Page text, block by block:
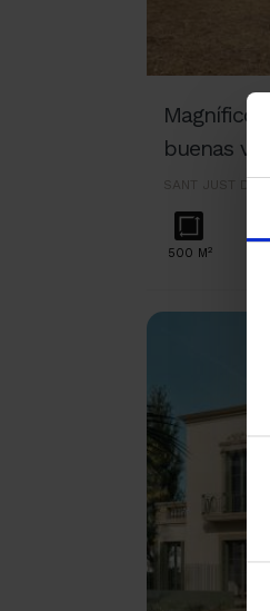
Magnífico
buenas
SANT JUST
500 M2